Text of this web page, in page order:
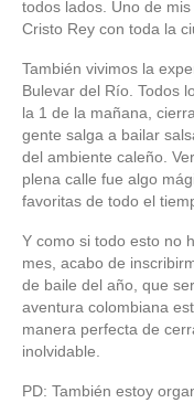
todos lados. Uno de
Cristo Rey con toda la
También vivimos la
Bulevar del Río. Todos
la 1 de la mañana,
gente salga a bailar
del ambiente caleño.
plena calle fue algo
favoritas de todo el
Y como si todo esto no
mes, acabo de
de baile del año, que
aventura colombiana
manera perfecta de
inolvidable.
PD: También estoy